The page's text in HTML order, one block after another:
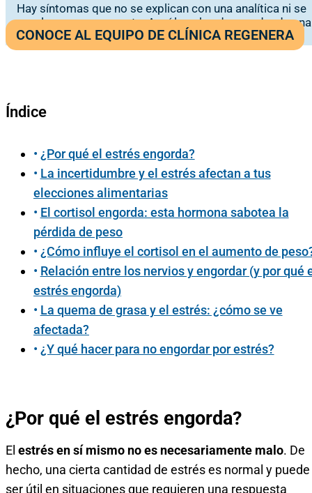
Hay síntomas que no se explican con una analítica ni se
resuelven con una receta. Aquí los abordamos desde una
visión médica integrativa y personalizada.
CONOCE AL EQUIPO DE CLÍNICA REGENERA
Índice
¿Por qué el estrés engorda?
La incertidumbre y el estrés afectan a tus
elecciones alimentarias
El cortisol engorda: esta hormona sabotea la
pérdida de peso
¿Cómo influye el cortisol en el aumento de
Relación entre los nervios y engordar (y por qué
estrés engorda)
La quema de grasa y el estrés: ¿cómo se ve
afectada?
¿Y qué hacer para no engordar por estrés?
¿Por qué el estrés engorda?
El estrés en sí mismo no es necesariamente malo. De
hecho, una cierta cantidad de estrés es normal y puede
ser útil en situaciones que requieren una respuesta